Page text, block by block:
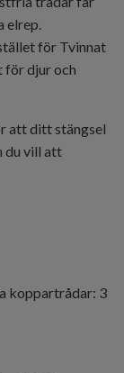
elrep.
för Tvinnat
för djur och
att ditt stängsel
du vill att
koppartrådar: 3